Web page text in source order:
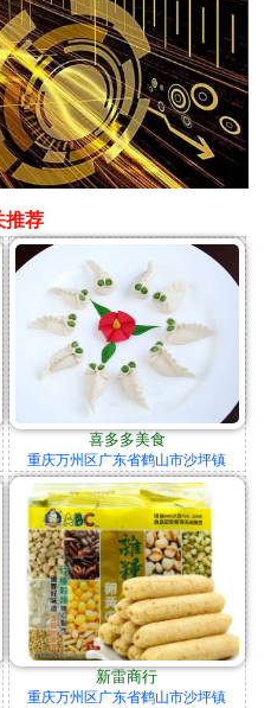
推荐
喜多多美食
重庆万州区广东省鹤山市沙坪镇
新雷商行
重庆万州区广东省鹤山市沙坪镇